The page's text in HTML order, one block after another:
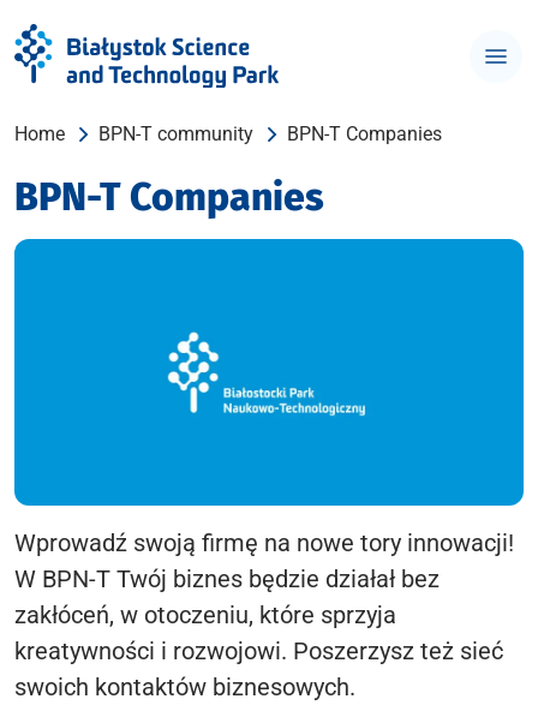
Home BPN-T community BPN-T Companies
BPN-T Companies
Wprowadź swoją firmę na nowe tory innowacji!
W BPN-T Twój biznes będzie działał bez
zakłóceń, w otoczeniu, które sprzyja
kreatywności i rozwojowi. Poszerzysz też sieć
swoich kontaktów biznesowych.